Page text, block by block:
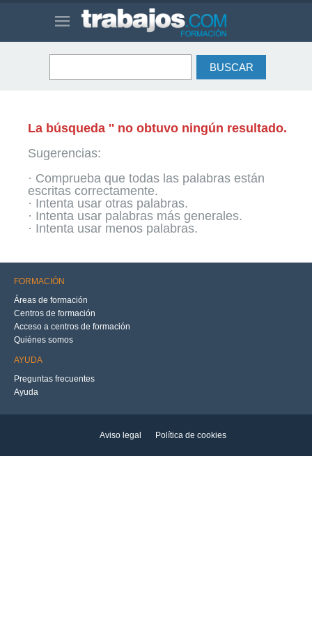
La búsqueda '' no obtuvo ningún resultado.
Sugerencias:
· Comprueba que todas las palabras están
escritas correctamente.
· Intenta usar otras palabras.
· Intenta usar palabras más generales.
· Intenta usar menos palabras.
FORMACIÓN
Áreas de formación
Centros de formación
Acceso a centros de formación
Quiénes somos
AYUDA
Preguntas frecuentes
Ayuda
Aviso legal Política de cookies